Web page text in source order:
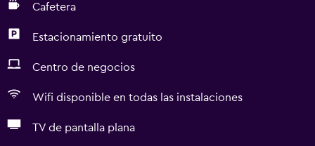
Cafetera
Estacionamiento gratuito
Centro de negocios
Wifi disponible en todas las instalaciones
TV de pantalla plana